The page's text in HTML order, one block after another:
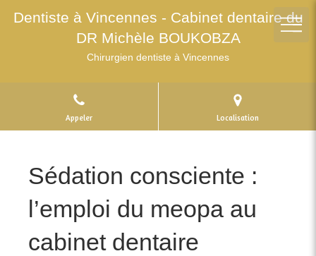
Dentiste à Vincennes - Cabinet dentaire du
DR Michèle BOUKOBZA
Chirurgien dentiste à Vincennes
Appeler Localisation
Sédation consciente :
l’emploi du meopa au
cabinet dentaire